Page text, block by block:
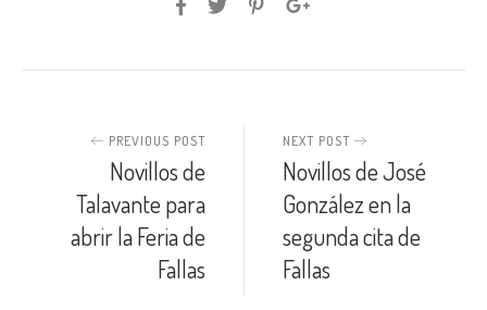
PREVIOUS POST
Novillos de
Talavante para
abrir la Feria de
Fallas
NEXT POST
Novillos de José
González en la
segunda cita de
Fallas